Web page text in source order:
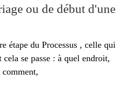
ou de début d'une
étape du Processus , celle qui
se passe : à quel endroit,